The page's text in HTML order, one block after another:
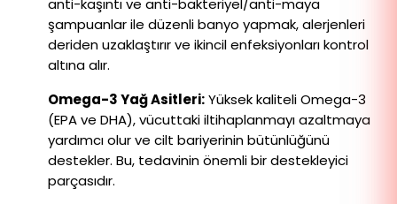
anti-kaşıntı ve anti-bakteriyel/anti-maya
şampuanlar ile düzenli banyo yapmak, alerjenleri
deriden uzaklaştırır ve ikincil enfeksiyonları kontrol
altına alır.
Omega-3 Yağ Asitleri:Yüksek kaliteli Omega-3
(EPA ve DHA), vücuttaki iltihaplanmayı azaltmaya
yardımcı olur ve cilt bariyerinin bütünlüğünü
destekler. Bu, tedavinin önemli bir destekleyici
parçasıdır.